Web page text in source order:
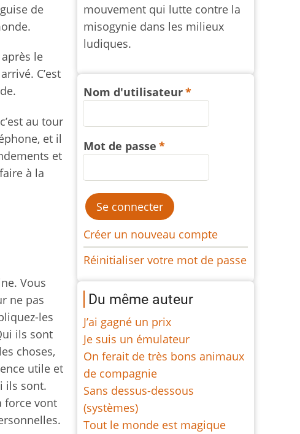
de
le
C’est
au tour
et il
et
à la
Vous
ne pas
les
ils sont
choses,
utile et
ils sont.
force vont
mouvement qui lutte contre la
misogynie dans les milieux
ludiques.
Nom d'utilisateur
Mot de passe
Créer un nouveau compte
Réinitialiser votre mot de passe
Du même auteur
J’ai gagné un prix
Je suis un émulateur
On ferait de très bons animaux
de compagnie
Sans dessus-dessous
(systèmes)
Tout le monde est magique